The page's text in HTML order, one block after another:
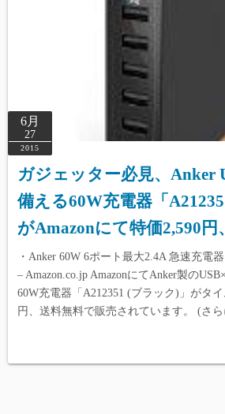
6月
27
2015
ガジェッター必見、Anker
備える60W充電器「
がAmazonにて特価2,590円
・Anker 60W 6ポート最大2.4A 急速充電
– Amazon.co.jp AmazonにてAnker製の
60W充電器「A212351 (ブラック)」がタ
円、送料無料で販売されています。 (さ